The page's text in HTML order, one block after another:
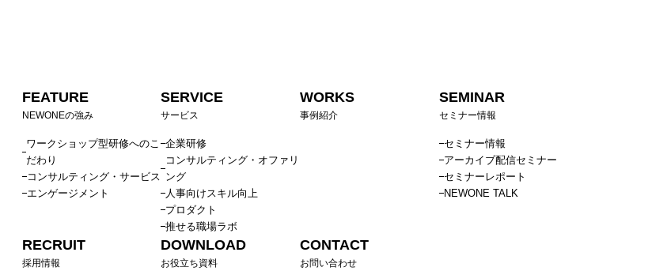
FEATURE
NEWONEの強み
ワークショップ型研修へのこ
だわり
コンサルティング・サービス
エンゲージメント
SERVICE
サービス
企業研修
コンサルティング・オファリ
ング
人事向けスキル向上
プロダクト
推せる職場ラボ
WORKS
事例紹介
SEMINAR
セミナー情報
セミナー情報
アーカイブ配信セミナー
セミナーレポート
NEWONE TALK
RECRUIT
採用情報
DOWNLOAD
お役立ち資料
CONTACT
お問い合わせ